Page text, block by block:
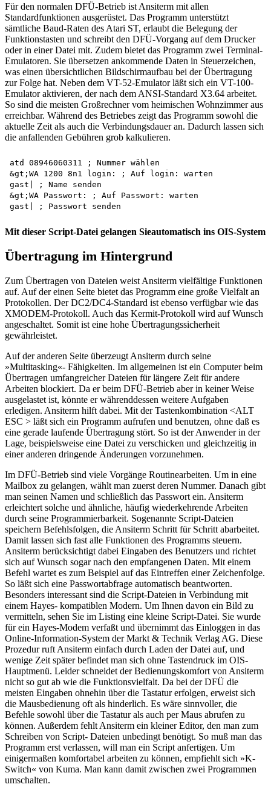
Für den normalen DFÜ-Betrieb ist Ansiterm mit allen
Standardfunktionen ausgerüstet. Das Programm unterstützt
sämtliche Baud-Raten des Atari ST, erlaubt die Belegung der
Funktionstasten und schreibt den DFÜ-Vorgang auf dem Drucker
oder in einer Datei mit. Zudem bietet das Programm zwei Terminal-
Emulatoren. Sie übersetzen ankommende Daten in Steuerzeichen,
was einen übersichtlichen Bildschirmaufbau bei der Übertragung
zur Folge hat. Neben dem VT-52-Emulator läßt sich ein VT-100-
Emulator aktivieren, der nach dem ANSI-Standard X3.64 arbeitet.
So sind die meisten Großrechner vom heimischen Wohnzimmer aus
erreichbar. Während des Betriebes zeigt das Programm sowohl die
aktuelle Zeit als auch die Verbindungsdauer an. Dadurch lassen sich
die anfallenden Gebühren grob kalkulieren.
atd 08946060311 ; Nummer wählen
&gt;WA 1200 8n1 login: ; Auf login: warten
gast| ; Name senden
&gt;WA Passwort: ; Auf Passwort: warten
Mit dieser Script-Datei gelangen Sieautomatisch ins OIS-System
Übertragung im Hintergrund
Zum Übertragen von Dateien weist Ansiterm vielfältige Funktionen
auf. Auf der einen Seite bietet das Programm eine große Vielfalt an
Protokollen. Der DC2/DC4-Standard ist ebenso verfügbar wie das
XMODEM-Protokoll. Auch das Kermit-Protokoll wird auf Wunsch
angeschaltet. Somit ist eine hohe Übertragungssicherheit
gewährleistet.
Auf der anderen Seite überzeugt Ansiterm durch seine
»Multitasking«- Fähigkeiten. Im allgemeinen ist ein Computer beim
Übertragen umfangreicher Dateien für längere Zeit für andere
Arbeiten blockiert. Da er beim DFÜ-Betrieb aber in keiner Weise
ausgelastet ist, könnte er währenddessen weitere Aufgaben
erledigen. Ansiterm hilft dabei. Mit der Tastenkombination <ALT
ESC > läßt sich ein Programm aufrufen und benutzen, ohne daß es
eine gerade laufende Übertragung stört. So ist der Anwender in der
Lage, beispielsweise eine Datei zu verschicken und gleichzeitig in
einer anderen dringende Änderungen vorzunehmen.
Im DFÜ-Betrieb sind viele Vorgänge Routinearbeiten. Um in eine
Mailbox zu gelangen, wählt man zuerst deren Nummer. Danach gibt
man seinen Namen und schließlich das Passwort ein. Ansiterm
erleichtert solche und ähnliche, häufig wiederkehrende Arbeiten
durch seine Programmierbarkeit. Sogenannte Script-Dateien
speichern Befehlsfolgen, die Ansiterm Schritt für Schritt abarbeitet.
Damit lassen sich fast alle Funktionen des Programms steuern.
Ansiterm berücksichtigt dabei Eingaben des Benutzers und richtet
sich auf Wunsch sogar nach den empfangenen Daten. Mit einem
Befehl wartet es zum Beispiel auf das Eintreffen einer Zeichenfolge.
So läßt sich eine Passwortabfrage automatisch beantworten.
Besonders interessant sind die Script-Dateien in Verbindung mit
einem Hayes- kompatiblen Modern. Um Ihnen davon ein Bild zu
vermitteln, sehen Sie im Listing eine kleine Script-Datei. Sie wurde
für ein Hayes-Modem verfaßt und übernimmt das Einloggen in das
Online-Information-System der Markt & Technik Verlag AG. Diese
Prozedur ruft Ansiterm einfach durch Laden der Datei auf, und
wenige Zeit später befindet man sich ohne Tastendruck im OIS-
Hauptmenü. Leider schneidet der Bedienungskomfort von Ansiterm
nicht so gut ab wie die Funktionsvielfalt. Da bei der DFÜ die
meisten Eingaben ohnehin über die Tastatur erfolgen, erweist sich
die Mausbedienung oft als hinderlich. Es wäre sinnvoller, die
Befehle sowohl über die Tastatur als auch per Maus abrufen zu
können. Außerdem fehlt Ansiterm ein kleiner Editor, den man zum
Schreiben von Script- Dateien unbedingt benötigt. So muß man das
Programm erst verlassen, will man ein Script anfertigen. Um
einigermaßen komfortabel arbeiten zu können, empfiehlt sich »K-
Switch« von Kuma. Man kann damit zwischen zwei Programmen
umschalten.